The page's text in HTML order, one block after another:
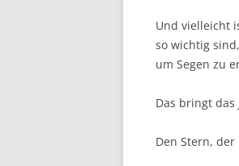
Und vielleicht
so wichtig
um Segen zu
Das bringt das
Den Stern,